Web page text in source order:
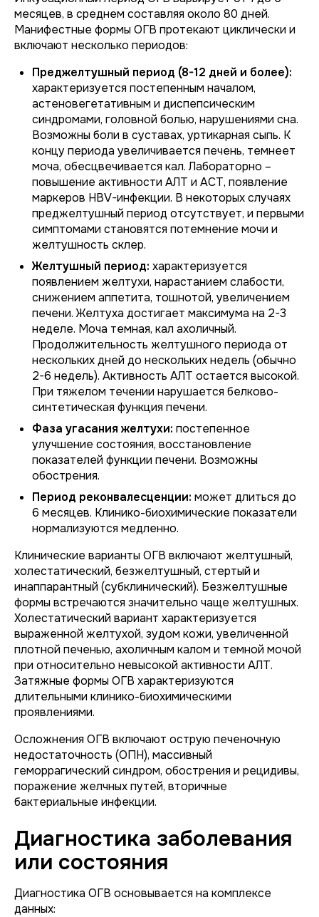
месяцев, в среднем составляя около 80 дней.
Манифестные формы ОГВ протекают циклически и
включают несколько периодов:
Преджелтушный период (8-12 дней и более):
характеризуется постепенным началом,
астеновегетативным и диспепсическим
синдромами, головной болью, нарушениями сна.
Возможны боли в суставах, уртикарная сыпь. К
концу периода увеличивается печень, темнеет
моча, обесцвечивается кал. Лабораторно –
повышение активности АЛТ и АСТ, появление
маркеров HBV-инфекции. В некоторых случаях
преджелтушный период отсутствует, и первыми
симптомами становятся потемнение мочи и
желтушность склер.
Желтушный период: характеризуется
появлением желтухи, нарастанием слабости,
снижением аппетита, тошнотой, увеличением
печени. Желтуха достигает максимума на 2-3
неделе. Моча темная, кал ахоличный.
Продолжительность желтушного периода от
нескольких дней до нескольких недель (обычно
2-6 недель). Активность АЛТ остается высокой.
При тяжелом течении нарушается белково-
синтетическая функция печени.
Фаза угасания желтухи: постепенное
улучшение состояния, восстановление
показателей функции печени. Возможны
обострения.
Период реконвалесценции: может длиться до
6 месяцев. Клинико-биохимические показатели
нормализуются медленно.
Клинические варианты ОГВ включают желтушный,
холестатический, безжелтушный, стертый и
инаппарантный (субклинический). Безжелтушные
формы встречаются значительно чаще желтушных.
Холестатический вариант характеризуется
выраженной желтухой, зудом кожи, увеличенной
плотной печенью, ахоличным калом и темной мочой
при относительно невысокой активности АЛТ.
Затяжные формы ОГВ характеризуются
длительными клинико-биохимическими
проявлениями.
Осложнения ОГВ включают острую печеночную
недостаточность (ОПН), массивный
геморрагический синдром, обострения и рецидивы,
поражение желчных путей, вторичные
бактериальные инфекции.
Диагностика заболевания
или состояния
Диагностика ОГВ основывается на комплексе
данных: